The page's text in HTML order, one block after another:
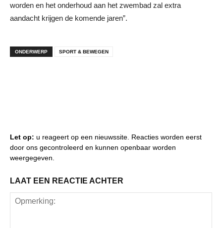
worden en het onderhoud aan het zwembad zal extra
aandacht krijgen de komende jaren”.
ONDERWERP SPORT & BEWEGEN
Let op: u reageert op een nieuwssite. Reacties worden eerst
door ons gecontroleerd en kunnen openbaar worden
weergegeven.
LAAT EEN REACTIE ACHTER